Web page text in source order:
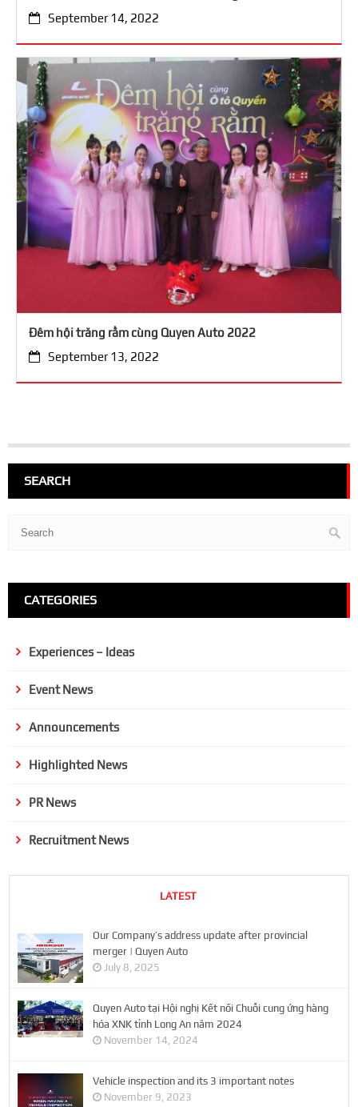
September 14, 2022
Đêm hội trăng rằm cùng Quyen Auto 2022
September 13, 2022
SEARCH
CATEGORIES
Experiences – Ideas
Event News
Announcements
Highlighted News
PR News
Recruitment News
LATEST
Our Company’s address update after provincial
merger | Quyen Auto
July 8, 2025
Quyen Auto tại Hội nghị Kết nối Chuỗi cung ứng hàng
hóa XNK tỉnh Long An năm 2024
November 14, 2024
Vehicle inspection and its 3 important notes
November 9, 2023